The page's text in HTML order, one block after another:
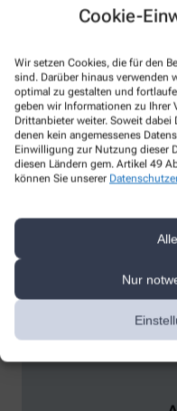
Cookie-
Wir setzen Cookies, die für den
sind. Darüber hinaus verwenden
optimal zu gestalten und
geben wir Informationen zu Ihrer
Drittanbieter weiter. Soweit dabei
denen kein angemessenes
Einwilligung zur Nutzung dieser
diesen Ländern gem. Artikel 49
können Sie unserer
Nur
Inkontinenz
Kosmetik und
Medizinische
Reiseapotheke
Reiseimpfung
Schmerzen
Schwangerschaft